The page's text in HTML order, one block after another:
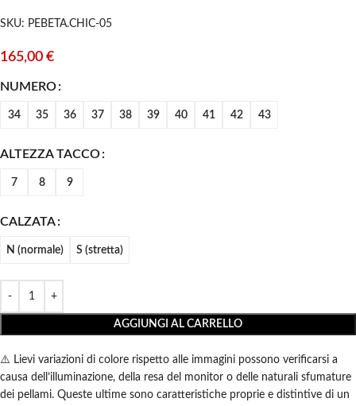
SKU: PEBETA.CHIC-05
165,00 €
NUMERO
34 35 36 37 38 39 40 41 42 43
ALTEZZA TACCO
7 8 9
CALZATA
N (normale) S (stretta)
AGGIUNGI AL CARRELLO
⚠️ Lievi variazioni di colore rispetto alle immagini possono verificarsi a
causa dell’illuminazione, della resa del monitor o delle naturali sfumature
dei pellami. Queste ultime sono caratteristiche proprie e distintive di un